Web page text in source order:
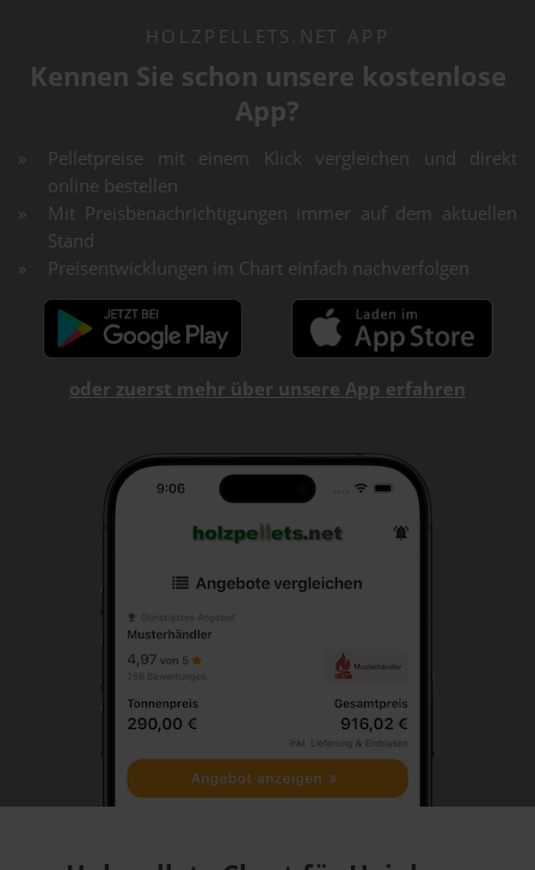
HOLZPELLETS.NET APP
Kennen Sie schon unsere kostenlose
App?
Pelletpreise mit einem Klick vergleichen und direkt
online bestellen
Mit Preisbenachrichtigungen immer auf dem aktuellen
Stand
Preisentwicklungen im Chart einfach nachverfolgen
oder zuerst mehr über unsere App erfahren